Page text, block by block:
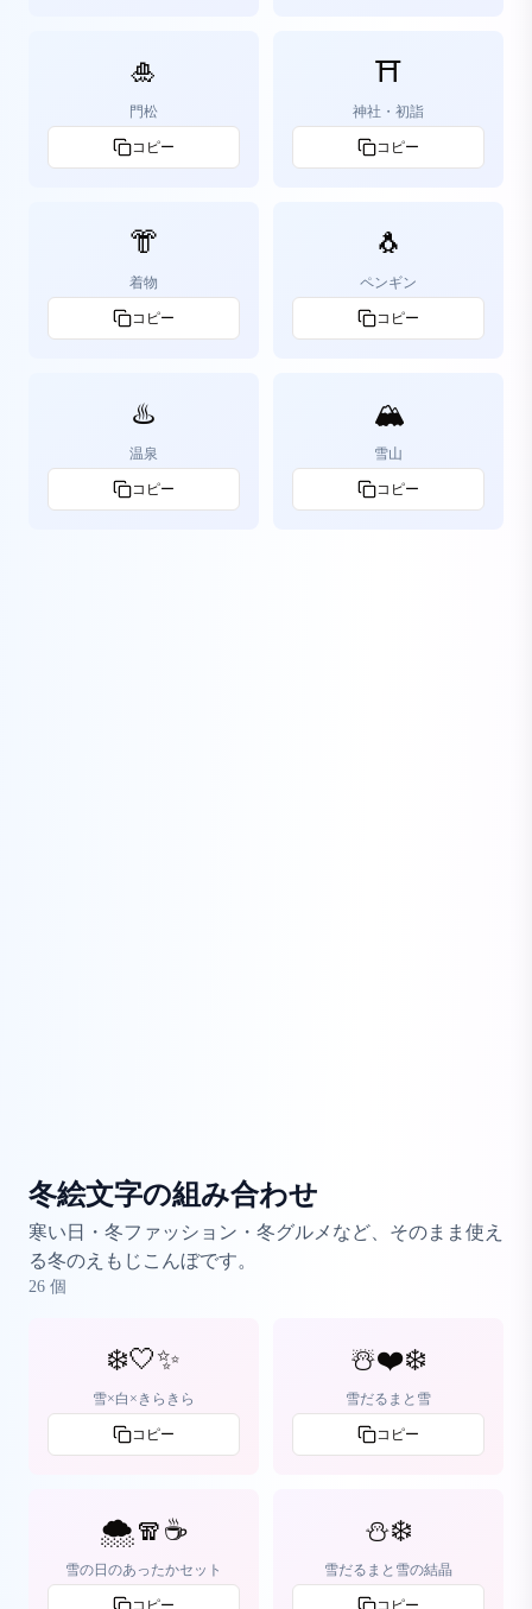
🎍
門松
コピー
⛩️
神社・初詣
コピー
👘
着物
コピー
🐧
ペンギン
コピー
♨️
温泉
コピー
🏔️
雪山
コピー
冬絵文字の組み合わせ
寒い日・冬ファッション・冬グルメなど、そのまま使え
る冬のえもじこんぼです。
26 個
❄️🤍✨
雪×白×きらきら
コピー
☃️❤️❄️
雪だるまと雪
コピー
🌨️🧣☕
雪の日のあったかセット
コピー
⛄❄️
雪だるまと雪の結晶
コピー